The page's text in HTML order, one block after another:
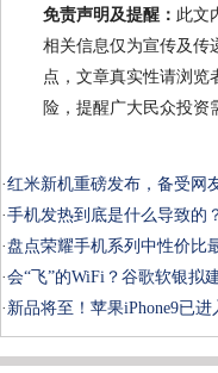
免责声明及提醒： 此文
相关信息仅为宣传及传
点，文章真实性请浏览
险，提醒广大民众投资
·红米新机重磅发布，备受网
·手机发热到底是什么导致的
·盘点荣耀手机系列中性价比
·会“飞”的WiFi？谷歌软银拟
· 新品将至！苹果iPhone9已